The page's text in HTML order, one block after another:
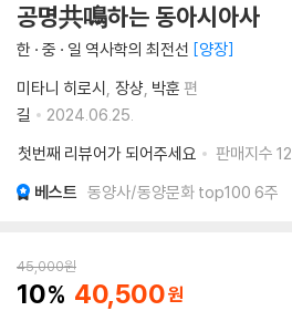
공명共鳴하는 동아시아사
한 · 중 · 일 역사학의 최전선 양장
미타니 히로시 장샹 박훈 편
길
2024.06.25.
첫번째 리뷰어가 되어주세요
판매지수 12
베스트 동양사/동양문화 top100 6주
45,000원
10 40,500